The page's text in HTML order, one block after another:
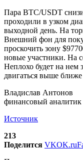
Пара BTC/USDT
проходили в узком
выходной день. На
Внешний фон для
проскочить зону
новые участники. На
Неплохо будет на нем
двигаться выше
Владислав Антонов
финансовый
Источник
213
Поделится VKOK.ru